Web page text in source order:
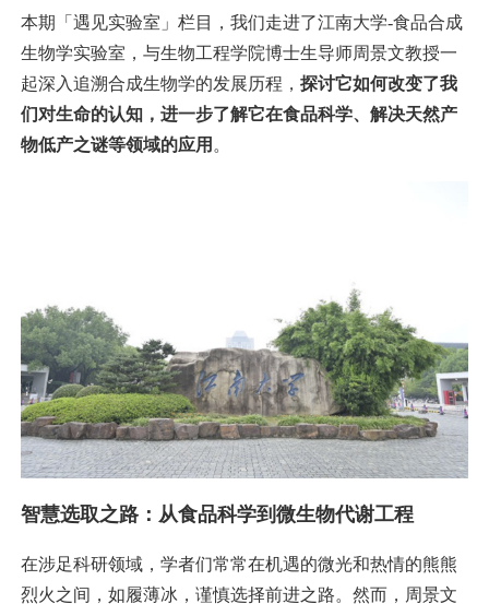
本期「遇见实验室」栏目，我们走进了江南大学-食品合成
生物学实验室，与生物工程学院博士生导师周景文教授一
起深入追溯合成生物学的发展历程，探讨它如何改变了我
们对生命的认知，进一步了解它在食品科学、解决天然产
物低产之谜等领域的应用 。
智慧选取之路：从食品科学到微生物代谢工程
在涉足科研领域，学者们常常在机遇的微光和热情的熊熊
烈火之间，如履薄冰，谨慎选择前进之路。然而，周景文